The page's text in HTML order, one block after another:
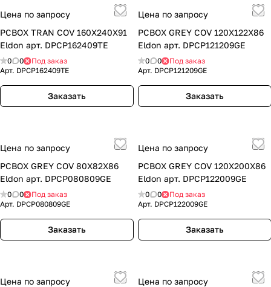
Цена по запросу
PCBOX TRAN COV 160X240X91
Eldon арт. DPCP162409TE
0 0
Под заказ
Арт. DPCP162409TE
Заказать
Цена по запросу
PCBOX GREY COV 120X122X86
Eldon арт. DPCP121209GE
0 0
Под заказ
Арт. DPCP121209GE
Заказать
Цена по запросу
PCBOX GREY COV 80X82X86
Eldon арт. DPCP080809GE
0 0
Под заказ
Арт. DPCP080809GE
Заказать
Цена по запросу
PCBOX GREY COV 120X200X86
Eldon арт. DPCP122009GE
0 0
Под заказ
Арт. DPCP122009GE
Заказать
Цена по запросу
Цена по запросу